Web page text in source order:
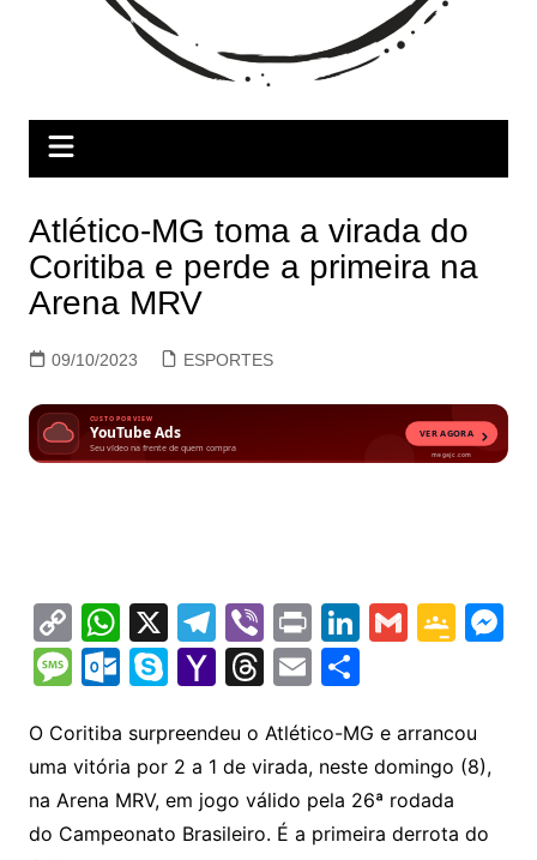
Atlético-MG toma a virada do
Coritiba e perde a primeira na
Arena MRV
09/10/2023 ESPORTES
C
o
p
y
Li
n
W
h
at
s
A
p
X T
el
e
gr
a
m
Vi
b
er
Pr
in
t
Li
n
k
e
dI
n
G
l
G
gl
e
M
M
s
s
a
O
lo
o
k.
S
y
p
e
Y
h
o
o
T
e
a
d
E
ai
l
S
ar
e
O Coritiba surpreendeu o Atlético-MG e arrancou
uma vitória por 2 a 1 de virada, neste domingo (8),
na Arena MRV, em jogo válido pela 26ª rodada
do Campeonato Brasileiro. É a primeira derrota do